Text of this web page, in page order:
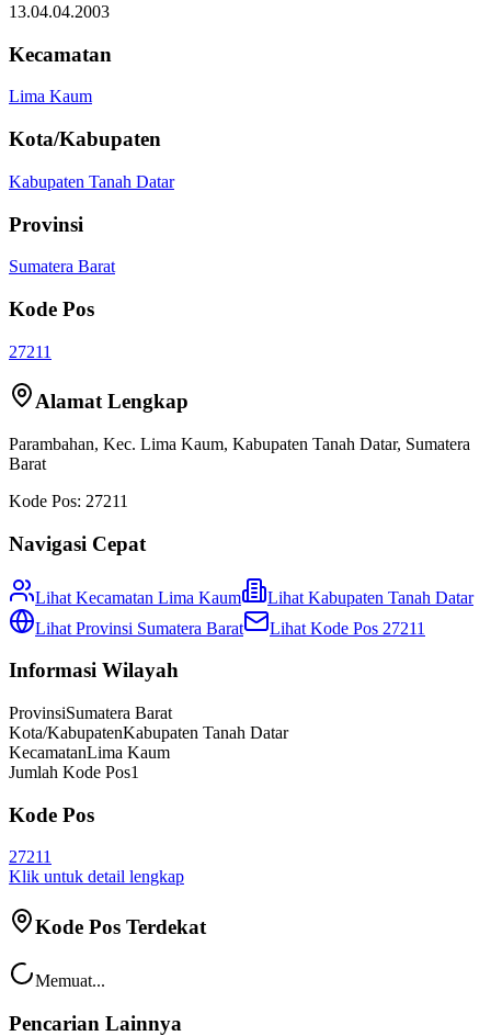
13.04.04.2003
Kecamatan
Lima Kaum
Kota/Kabupaten
Kabupaten Tanah Datar
Provinsi
Sumatera Barat
Kode Pos
27211
Alamat Lengkap
Parambahan, Kec. Lima Kaum, Kabupaten Tanah Datar, Sumatera
Barat
Kode Pos: 27211
Navigasi Cepat
Lihat Kecamatan Lima Kaum Lihat Kabupaten Tanah Datar
Lihat Provinsi Sumatera Barat Lihat Kode Pos 27211
Informasi Wilayah
ProvinsiSumatera Barat
Kota/KabupatenKabupaten Tanah Datar
KecamatanLima Kaum
Jumlah Kode Pos1
Kode Pos
27211
Klik untuk detail lengkap
Kode Pos Terdekat
Memuat...
Pencarian Lainnya